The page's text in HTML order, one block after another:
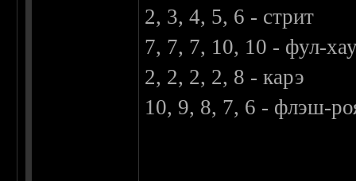
2, 3, 4, 5, 6 - стрит
7, 7, 7, 10, 10 - фул-
2, 2, 2, 2, 8 - карэ
10, 9, 8, 7, 6 - флэш-